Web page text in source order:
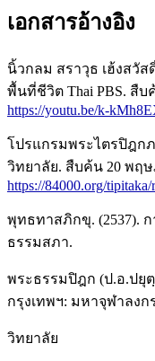
เอกสารอ้างอิง
นิ้วกลม สราวุธ เฮ้งสวัส
พื้นที่ชีวิต Thai PBS. สืบ
https://youtu.be/k-
โปรแกรมพระไตรปิฎก
วิทยาลัย. สืบค้น 20 พฤษ
https://84000.org/
พุทธทาสภิกขุ. (2537).
ธรรมสภา.
พระธรรมปิฎก (ป.อ.ปยุ
กรุงเทพฯ: มหาจุฬาลง
วิทยาลัย